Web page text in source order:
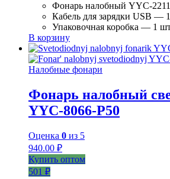
Фонарь налобный YYC-
Кабель для зарядки USB —
Упаковочная коробка — 1
В корзину
Налобные фонари
Фонарь налобный
YYC-8066-P50
Оценка 0 из 5
940.00 ₽
Купить оптом
501 ₽